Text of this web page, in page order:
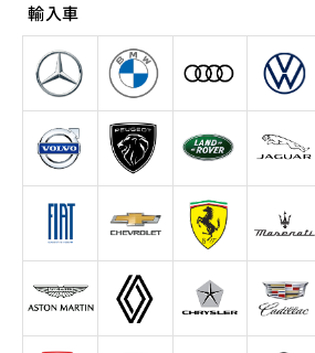
輸入車